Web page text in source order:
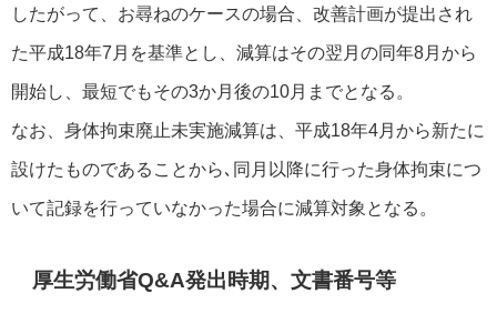
したがって、お尋ねのケースの場合、改善計画が提出され
た平成18年7月を基準とし、減算はその翌月の同年8月から
開始し、最短でもその3か月後の10月までとなる。
なお、身体拘束廃止未実施減算は、平成18年4月から新たに
設けたものであることから､同月以降に行った身体拘束につ
いて記録を行っていなかった場合に減算対象となる。
厚生労働省Q&A発出時期、文書番号等